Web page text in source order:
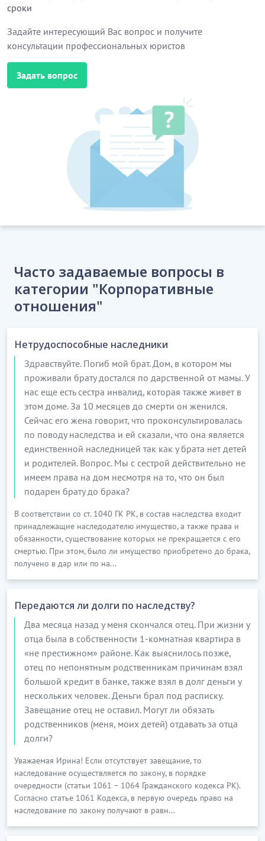
сроки
Задайте интересующий Вас вопрос и получите
консультации профессиональных юристов
Задать вопрос
Часто задаваемые вопросы в
категории "Корпоративные
отношения"
Нетрудоспособные наследники
Здравствуйте. Погиб мой брат. Дом, в котором мы
проживали брату достался по дарственной от мамы. У
нас еще есть сестра инвалид, которая также живет в
этом доме. За 10 месяцев до смерти он женился.
Сейчас его жена говорит, что проконсультировалась
по поводу наследства и ей сказали, что она является
единственной наследницей так как у брата нет детей
и родителей. Вопрос. Мы с сестрой действительно не
имеем права на дом несмотря на то, что он был
подарен брату до брака?
В соответствии со ст. 1040 ГК РК, в состав наследства входит
принадлежащие наследодателю имущество, а также права и
обязанности, существование которых не прекращается с его
смертью. При этом, было ли имущество приобретено до брака,
получено в дар или по на...
Передаются ли долги по наследству?
Два месяца назад у меня скончался отец. При жизни у
отца была в собственности 1-комнатная квартира в
«не престижном» районе. Как выяснилось позже,
отец по непонятным родственникам причинам взял
большой кредит в банке, также взял в долг деньги у
нескольких человек. Деньги брал под расписку.
Завещание отец не оставил. Могут ли обязать
родственников (меня, моих детей) отдавать за отца
долги?
Уважаемая Ирина! Если отсутствует завещание, то
наследование осуществляется по закону, в порядке
очередности (статьи 1061 – 1064 Гражданского кодекса РК).
Согласно статье 1061 Кодекса, в первую очередь право на
наследование по закону получают в равн...